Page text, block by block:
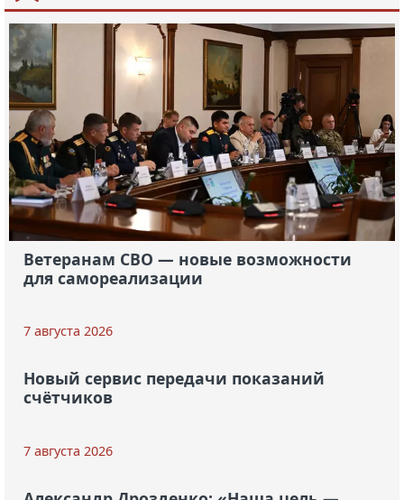
Ветеранам СВО — новые возможности
для самореализации
7 августа 2026
Новый сервис передачи показаний
счётчиков
7 августа 2026